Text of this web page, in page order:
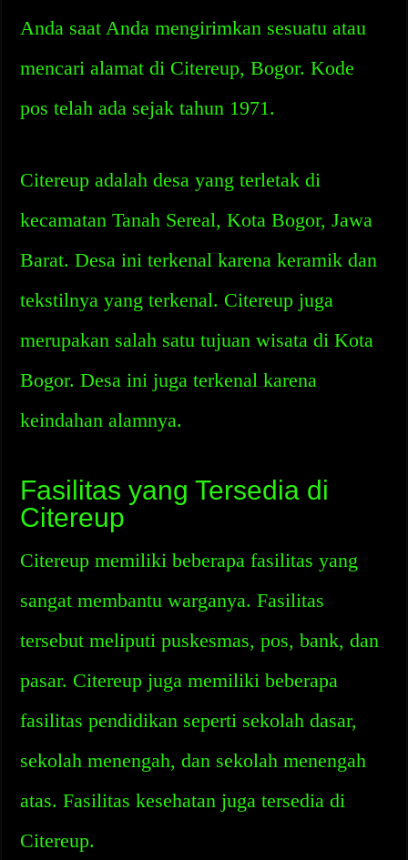
Anda saat Anda mengirimkan sesuatu atau
mencari alamat di Citereup, Bogor. Kode
pos telah ada sejak tahun 1971.
Citereup adalah desa yang terletak di
kecamatan Tanah Sereal, Kota Bogor, Jawa
Barat. Desa ini terkenal karena keramik dan
tekstilnya yang terkenal. Citereup juga
merupakan salah satu tujuan wisata di Kota
Bogor. Desa ini juga terkenal karena
keindahan alamnya.
Fasilitas yang Tersedia di
Citereup
Citereup memiliki beberapa fasilitas yang
sangat membantu warganya. Fasilitas
tersebut meliputi puskesmas, pos, bank, dan
pasar. Citereup juga memiliki beberapa
fasilitas pendidikan seperti sekolah dasar,
sekolah menengah, dan sekolah menengah
atas. Fasilitas kesehatan juga tersedia di
Citereup.